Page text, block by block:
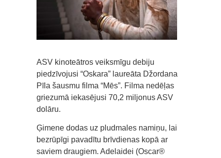
ASV kinoteātros veiksmīgu debiju
piedzīvojusi “Oskara” laureāta Džordana
Pīla šausmu filma “Mēs”. Filma nedēļas
griezumā iekasējusi 70,2 miljonus ASV
dolāru.
Ģimene dodas uz pludmales namiņu, lai
bezrūpīgi pavadītu brīvdienas kopā ar
saviem draugiem. Adelaidei (Oscar®